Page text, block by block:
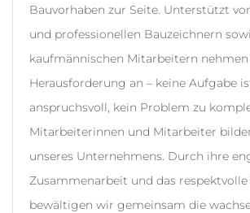
Bauvorhaben zur Seite. Unterstützt
und professionellen Bauzeichnern
kaufmännischen Mitarbeitern
Herausforderung an – keine Aufgabe
anspruchsvoll, kein Problem zu
Mitarbeiterinnen und Mitarbeiter
unseres Unternehmens. Durch ihre
Zusammenarbeit und das
bewältigen wir gemeinsam die